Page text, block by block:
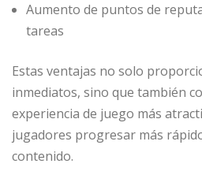
Aumento de puntos de
tareas
Estas ventajas no solo
inmediatos, sino que también
experiencia de juego más
jugadores progresar más
contenido.